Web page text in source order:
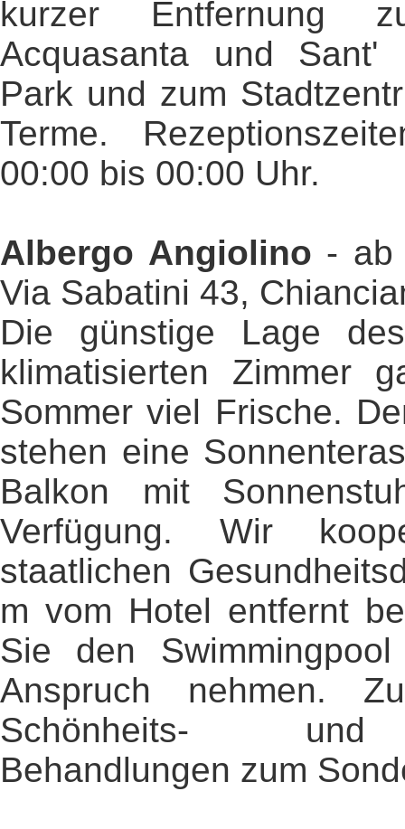
kurzer Entfernung
Acquasanta und Sant'
Park und zum
Terme.
00:00 bis 00:00 Uhr.
Albergo Angiolino -
Via Sabatini 43,
Die günstige Lage
klimatisierten Zimmer
Sommer viel Frische.
stehen eine
Balkon mit
Verfügung. Wir
staatlichen
m vom Hotel entfernt
Sie den
Anspruch nehmen.
Schönheits- und
Behandlungen zum